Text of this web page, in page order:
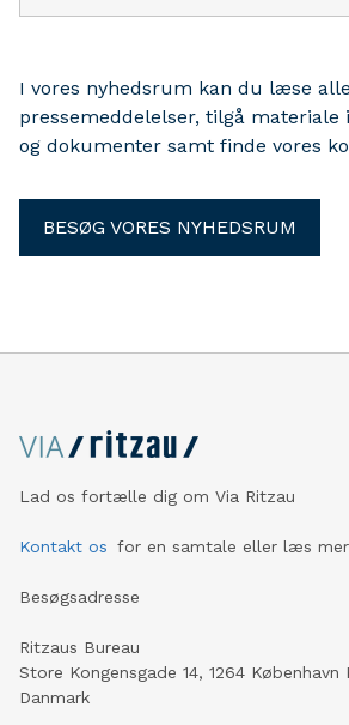
I vores nyhedsrum kan du læse
pressemeddelelser, tilgå
og dokumenter samt finde vores
BESØG VORES NYHEDSRUM
Lad os fortælle dig om Via Ritzau
Kontakt os for en samtale eller læs
Besøgsadresse
Ritzaus Bureau
Store Kongensgade 14, 1264 København
Danmark